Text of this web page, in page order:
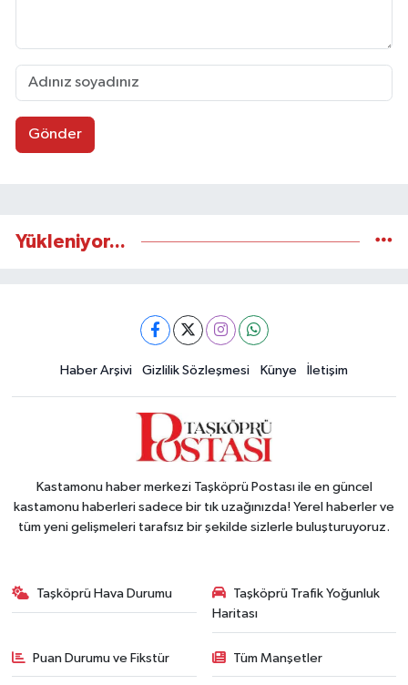
Gönder
Yükleniyor...
Haber Arşivi Gizlilik Sözleşmesi Künye İletişim
Kastamonu haber merkezi Taşköprü Postası ile en güncel
kastamonu haberleri sadece bir tık uzağınızda! Yerel haberler ve
tüm yeni gelişmeleri tarafsız bir şekilde sizlerle buluşturuyoruz.
Taşköprü Hava Durumu
Taşköprü Trafik Yoğunluk
Haritası
Puan Durumu ve Fikstür Tüm Manşetler